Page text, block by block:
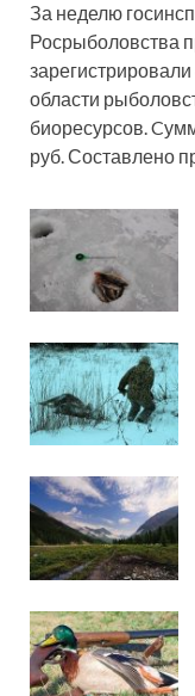
За неделю
Росрыболовства
области
биоресурсов.
руб. Составлено